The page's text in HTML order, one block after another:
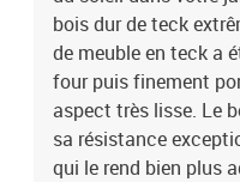
bois dur de teck
de meuble en teck a
four puis finement
aspect très lisse. Le
sa résistance
qui le rend bien plus